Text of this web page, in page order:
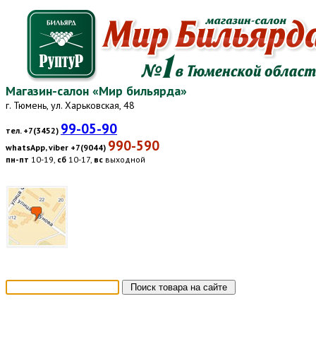
Магазин-салон «Мир бильярда»
г. Тюмень, ул. Харьковская, 48
тел. +7(3452) 99-05-90
whatsApp, viber +7(9044) 990-590
пн-пт 10-19, сб 10-17, вс выходной